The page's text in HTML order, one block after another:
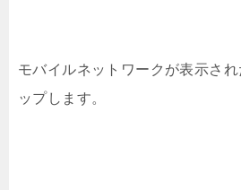
モバイルネットワークが表示さ
ップします。